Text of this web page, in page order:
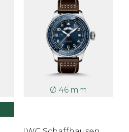
Ø 46 mm